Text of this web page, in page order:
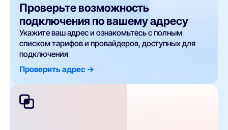
Проверьте возможность
подключения по вашему адресу
Укажите ваш адрес и ознакомьтесь с полным
списком тарифов и провайдеров, доступных для
подключения
Проверить адрес ->